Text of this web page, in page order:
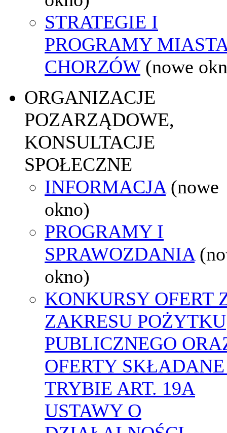
STRATEGIE I
PROGRAMY
CHORZÓW (nowe
ORGANIZACJE
POZARZĄDOWE,
KONSULTACJE
SPOŁECZNE
INFORMACJA (nowe
okno)
PROGRAMY I
SPRAWOZDANIA
okno)
KONKURSY OFERT
ZAKRESU POŻYTKU
PUBLICZNEGO
OFERTY
TRYBIE ART. 19A
USTAWY O